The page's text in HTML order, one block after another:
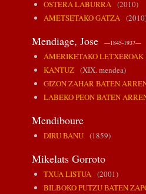
OSTERA LABURRA(2010)
AMETSETAKO GATZA
Mendiage, Jose —1845-1937—
AMERIKETAKO LETXEROAK
KANTUZ(XIX. mendea)
GIZON ZAHAR BATEN
LABEKO PEON BATEN
Mendiboure
DIRU BANU(1859)
Mikelats Gorroto
TXUA LISTUA(2001)
BILBOKO PUTZU BATEN